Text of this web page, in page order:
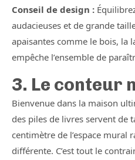
Conseil de design :
audacieuses et de grande
apaisantes comme le bois, la
empêche l’ensemble de
3. Le conteur
Bienvenue dans la maison
des piles de livres servent de
centimètre de l’espace mural
différente. C’est tout le